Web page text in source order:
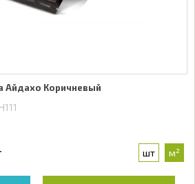
Айдахо Коричневый
шт м²